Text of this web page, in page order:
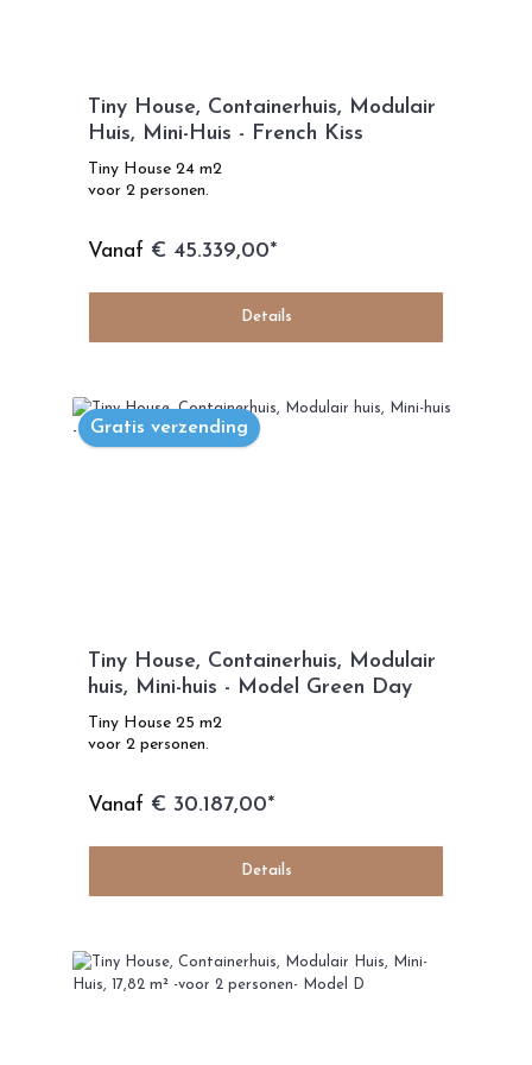
Tiny House, Containerhuis, Modulair
Huis, Mini-Huis - French Kiss
Tiny House 24 m2
voor 2 personen.
Vanaf € 45.339,00*
Details
Gratis verzending
Tiny House, Containerhuis, Modulair
huis, Mini-huis - Model Green Day
Tiny House 25 m2
voor 2 personen.
Vanaf € 30.187,00*
Details